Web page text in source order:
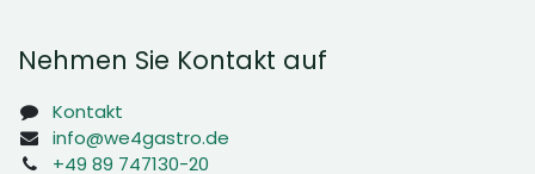
Nehmen Sie Kontakt auf
Kontakt
info@we4gastro.de
+49 89 747130-20